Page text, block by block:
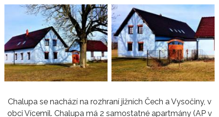
Chalupa se nachází na rozhraní jižních Čech a Vysočiny, v
obci Vícemil. Chalupa má 2 samostatné apartmány (AP v